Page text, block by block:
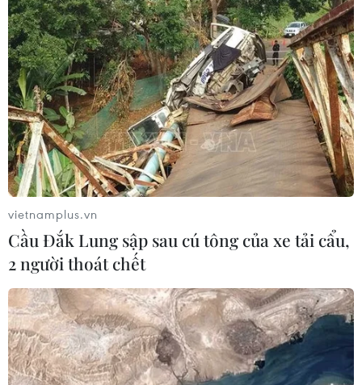
TIN CÙNG CHUYÊN MỤC
vietnamplus.vn
Cầu Đắk Lung sập sau cú tông của xe tải cẩu,
2 người thoát chết